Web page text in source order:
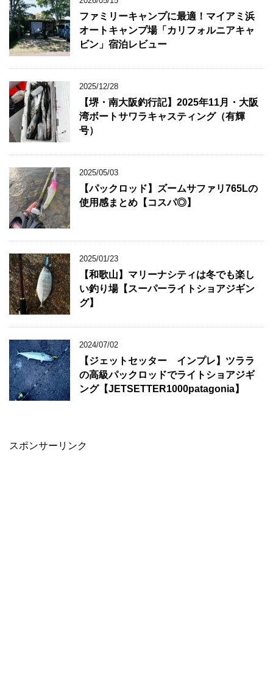
ー
ファミリーキャンプに最適！マイアミ浜
オートキャンプ場「カリフォルニアキャ
ビン」宿泊レビュー
2025/12/28
【堺・南大阪釣行記】2025年11月・大阪
湾ボートサワラキャスティング（有輝
号）
2025/05/03
【パックロッド】ズームサファリ765Lの
使用感まとめ【コスパ◎】
2025/01/23
【和歌山】マリーナシティは冬でも楽し
い釣り場【スーパーライトショアジギン
グ】
2024/07/02
【ジェットセッター インプレ】ツララ
の高級パックロッドでライトショアジギ
ング【JETSETTER1000patagonia】
スポンサーリンク